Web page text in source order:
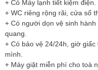
+ Có Máy lạnh tiết kiệm điện.
+ WC riêng rộng rãi, cửa sổ
+ Có người dọn vệ sinh
quang.
+ Có bảo vệ 24/24h, giờ
mình.
+ Máy giặt miễn phí cho toà